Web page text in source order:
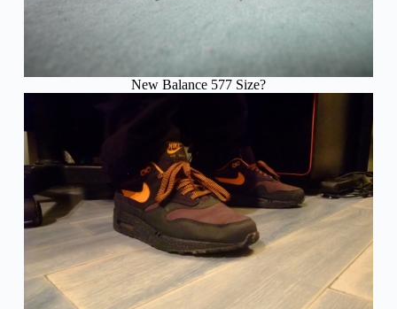
New Balance 577 Size?